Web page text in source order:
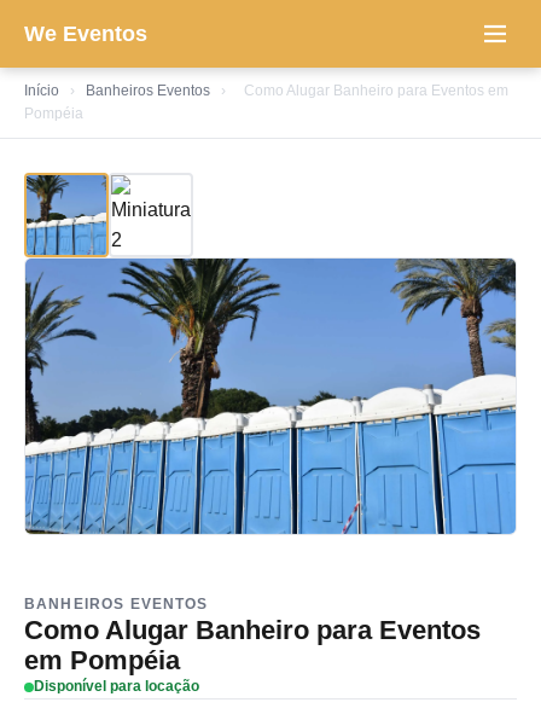
We Eventos
Início › Banheiros Eventos ›
Como Alugar Banheiro para Eventos em
Pompéia
BANHEIROS EVENTOS
Como Alugar Banheiro para Eventos
em Pompéia
Disponível para locação